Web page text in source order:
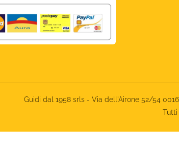
Guidi dal 1958 srls - Via dell'Airone 52/54
Tutti